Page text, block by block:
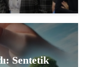
Sentetik